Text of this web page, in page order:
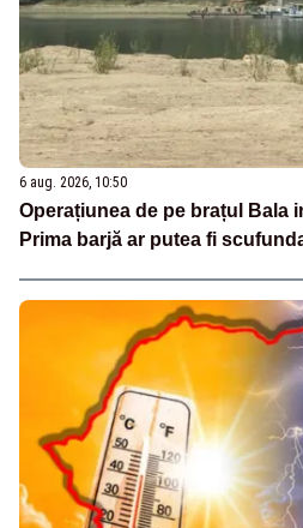
6 aug. 2026, 10:50
Operațiunea de pe brațul Bala
Prima barjă ar putea fi